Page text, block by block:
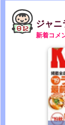
ジャ
新着コメ